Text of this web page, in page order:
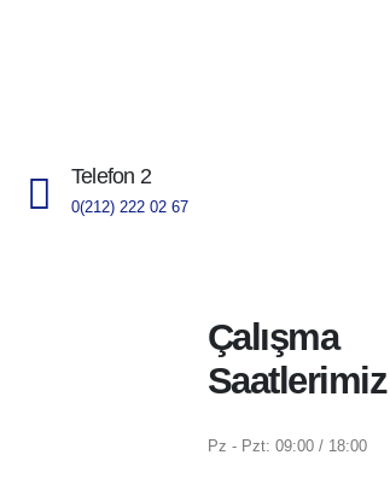
Telefon 2
0(212) 222 02 67
Çalışma
Saatlerimiz
Pz - Pzt: 09:00 / 18:00